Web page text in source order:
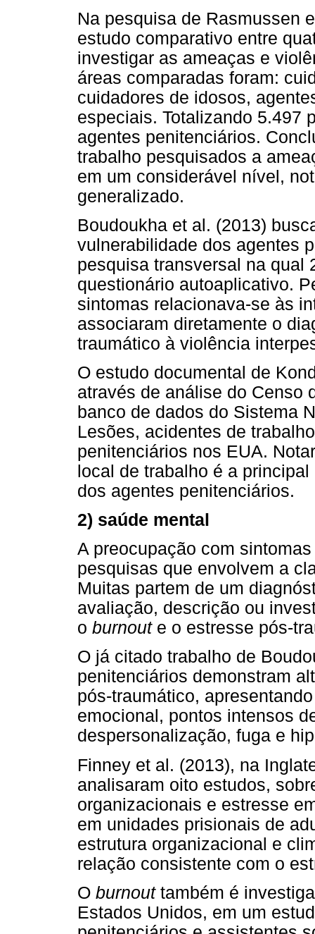
Na pesquisa de Rasmussen
estudo comparativo entre
investigar as ameaças e
áreas comparadas foram:
cuidadores de idosos,
especiais. Totalizando 5.497
agentes penitenciários.
trabalho pesquisados a
em um considerável nível,
generalizado.
Boudoukha et al. (2013)
vulnerabilidade dos agentes
pesquisa transversal na qual
questionário autoaplicativo.
sintomas relacionava-se às
associaram diretamente o
traumático à violência
O estudo documental de
através de análise do Censo
banco de dados do Sistema
Lesões, acidentes de
penitenciários nos EUA.
local de trabalho é a
dos agentes penitenciários.
2) saúde mental
A preocupação com
pesquisas que envolvem a
Muitas partem de um
avaliação, descrição ou
o burnoute o estresse pós-
O já citado trabalho de
penitenciários demonstram
pós-traumático,
emocional, pontos intensos
despersonalização, fuga e
Finney et al. (2013), na
analisaram oito estudos,
organizacionais e estresse
em unidades prisionais de
estrutura organizacional e
relação consistente com o
O burnouttambém é
Estados Unidos, em um